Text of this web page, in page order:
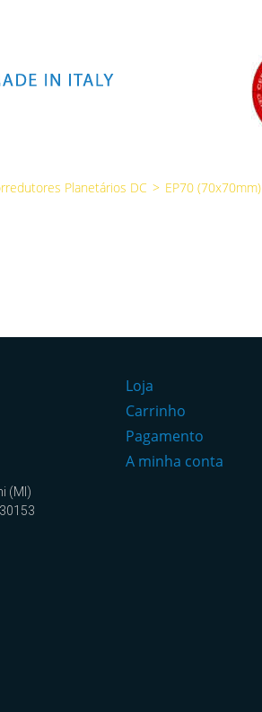
Planetários DC > EP70 (70x70mm)
(MI)
Loja
Carrinho
Pagamento
A minha conta